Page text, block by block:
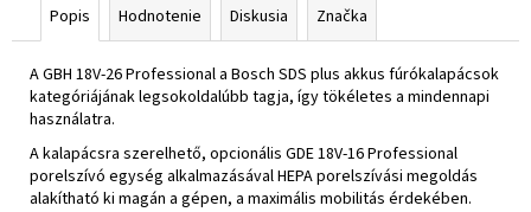
Popis Hodnotenie Diskusia Značka
A GBH 18V-26 Professional a Bosch SDS plus akkus fúrókalapácsok
kategóriájának legsokoldalúbb tagja, így tökéletes a mindennapi
használatra.
A kalapácsra szerelhető, opcionális GDE 18V-16 Professional
porelszívó egység alkalmazásával HEPA porelszívási megoldás
alakítható ki magán a gépen, a maximális mobilitás érdekében.